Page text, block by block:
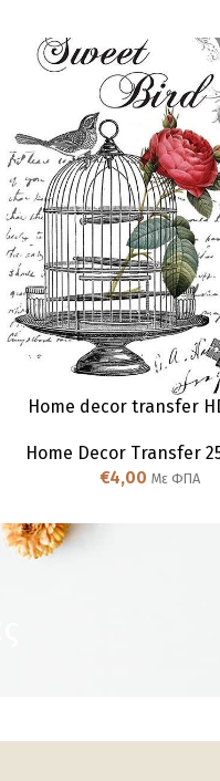
Home decor transfer
Home Decor Transfer
€4,00 Με ΦΠΑ